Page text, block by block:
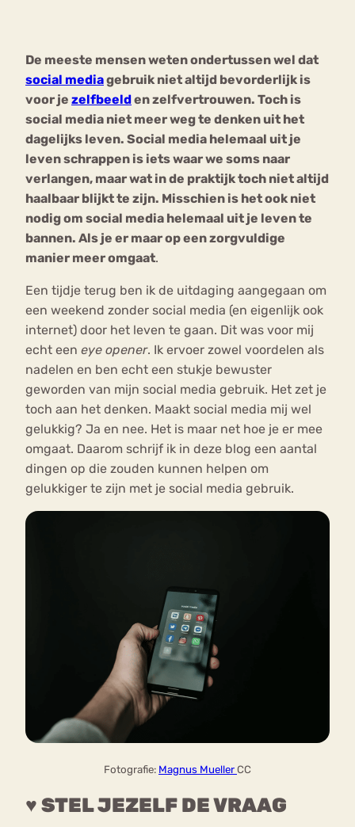
De meeste mensen weten ondertussen wel dat
social mediagebruik niet altijd bevorderlijk is
voor je zelfbeelden zelfvertrouwen. Toch is
social media niet meer weg te denken uit het
dagelijks leven. Social media helemaal uit je
leven schrappen is iets waar we soms naar
verlangen, maar wat in de praktijk toch niet altijd
haalbaar blijkt te zijn. Misschien is het ook niet
nodig om social media helemaal uit je leven te
bannen. Als je er maar op een zorgvuldige
manier meer omgaat.
Een tijdje terug ben ik de uitdaging aangegaan om
een weekend zonder social media (en eigenlijk ook
internet) door het leven te gaan. Dit was voor mij
echt een eye opener. Ik ervoer zowel voordelen als
nadelen en ben echt een stukje bewuster
geworden van mijn social media gebruik. Het zet je
toch aan het denken. Maakt social media mij wel
gelukkig? Ja en nee. Het is maar net hoe je er mee
omgaat. Daarom schrijf ik in deze blog een aantal
dingen op die zouden kunnen helpen om
gelukkiger te zijn met je social media gebruik.
Fotografie: Magnus Mueller CC
♥ STEL JEZELF DE VRAAG
Chat
Forum
mia
Nerv
osa
Eetstoornis Anorexia Nervosa
Eetbuien Piekeren Sport
Trauma
Orthorexia
Afvallen Angst